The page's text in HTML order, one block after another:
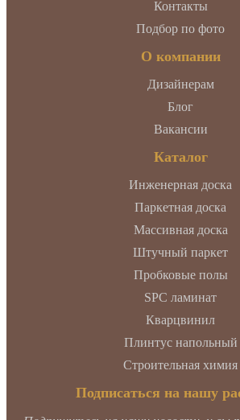
Контакты
Подбор по фото
О компании
Дизайнерам
Блог
Вакансии
Каталог
Инженерная доска
Паркетная доска
Массивная доска
Штучный паркет
Пробковые полы
SPC ламинат
Кварцвинил
Плинтус напольный
Строительная химия
Подписаться на нашу